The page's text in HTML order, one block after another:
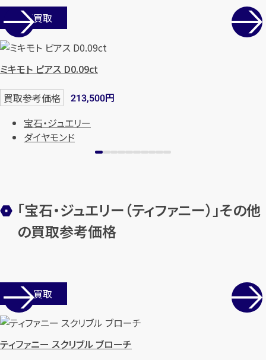
店舗買取
ミキモト ピアス D0.09ct
買取参考価格 213,500円
宝石・ジュエリー
ダイヤモンド
「宝石・ジュエリー（ティファニー）」その他
の買取参考価格
店舗買取
ティファニー スクリブル ブローチ